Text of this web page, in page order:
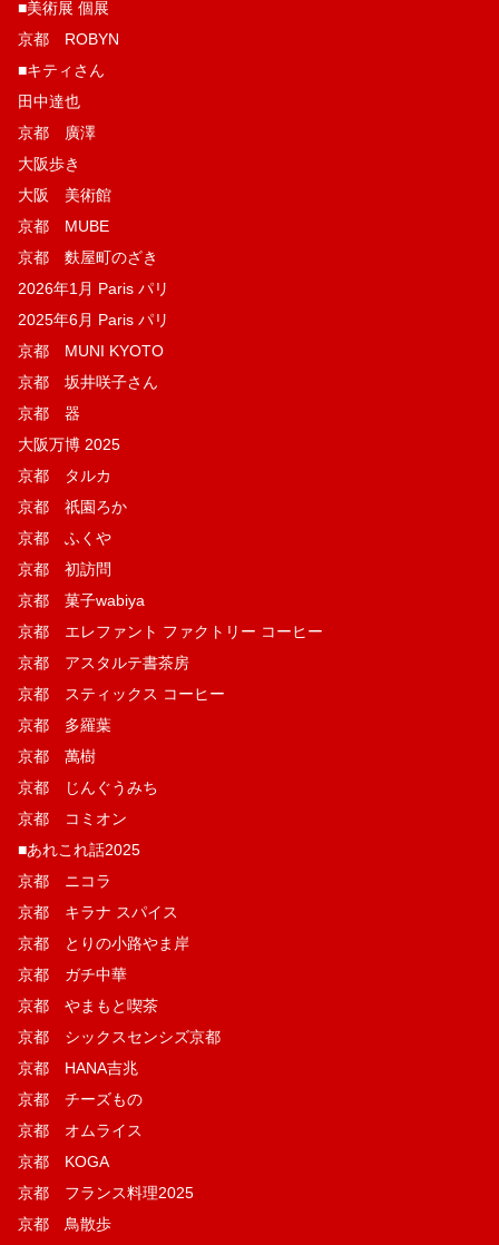
■美術展 個展
京都 ROBYN
■キティさん
田中達也
京都 廣澤
大阪歩き
大阪 美術館
京都 MUBE
京都 麩屋町のざき
2026年1月 Paris パリ
2025年6月 Paris パリ
京都 MUNI KYOTO
京都 坂井咲子さん
京都 器
大阪万博 2025
京都 タルカ
京都 祇園ろか
京都 ふくや
京都 初訪問
京都 菓子wabiya
京都 エレファント ファクトリー コーヒー
京都 アスタルテ書茶房
京都 スティックス コーヒー
京都 多羅葉
京都 萬樹
京都 じんぐうみち
京都 コミオン
■あれこれ話2025
京都 ニコラ
京都 キラナ スパイス
京都 とりの小路やま岸
京都 ガチ中華
京都 やまもと喫茶
京都 シックスセンシズ京都
京都 HANA吉兆
京都 チーズもの
京都 オムライス
京都 KOGA
京都 フランス料理2025
京都 鳥散歩